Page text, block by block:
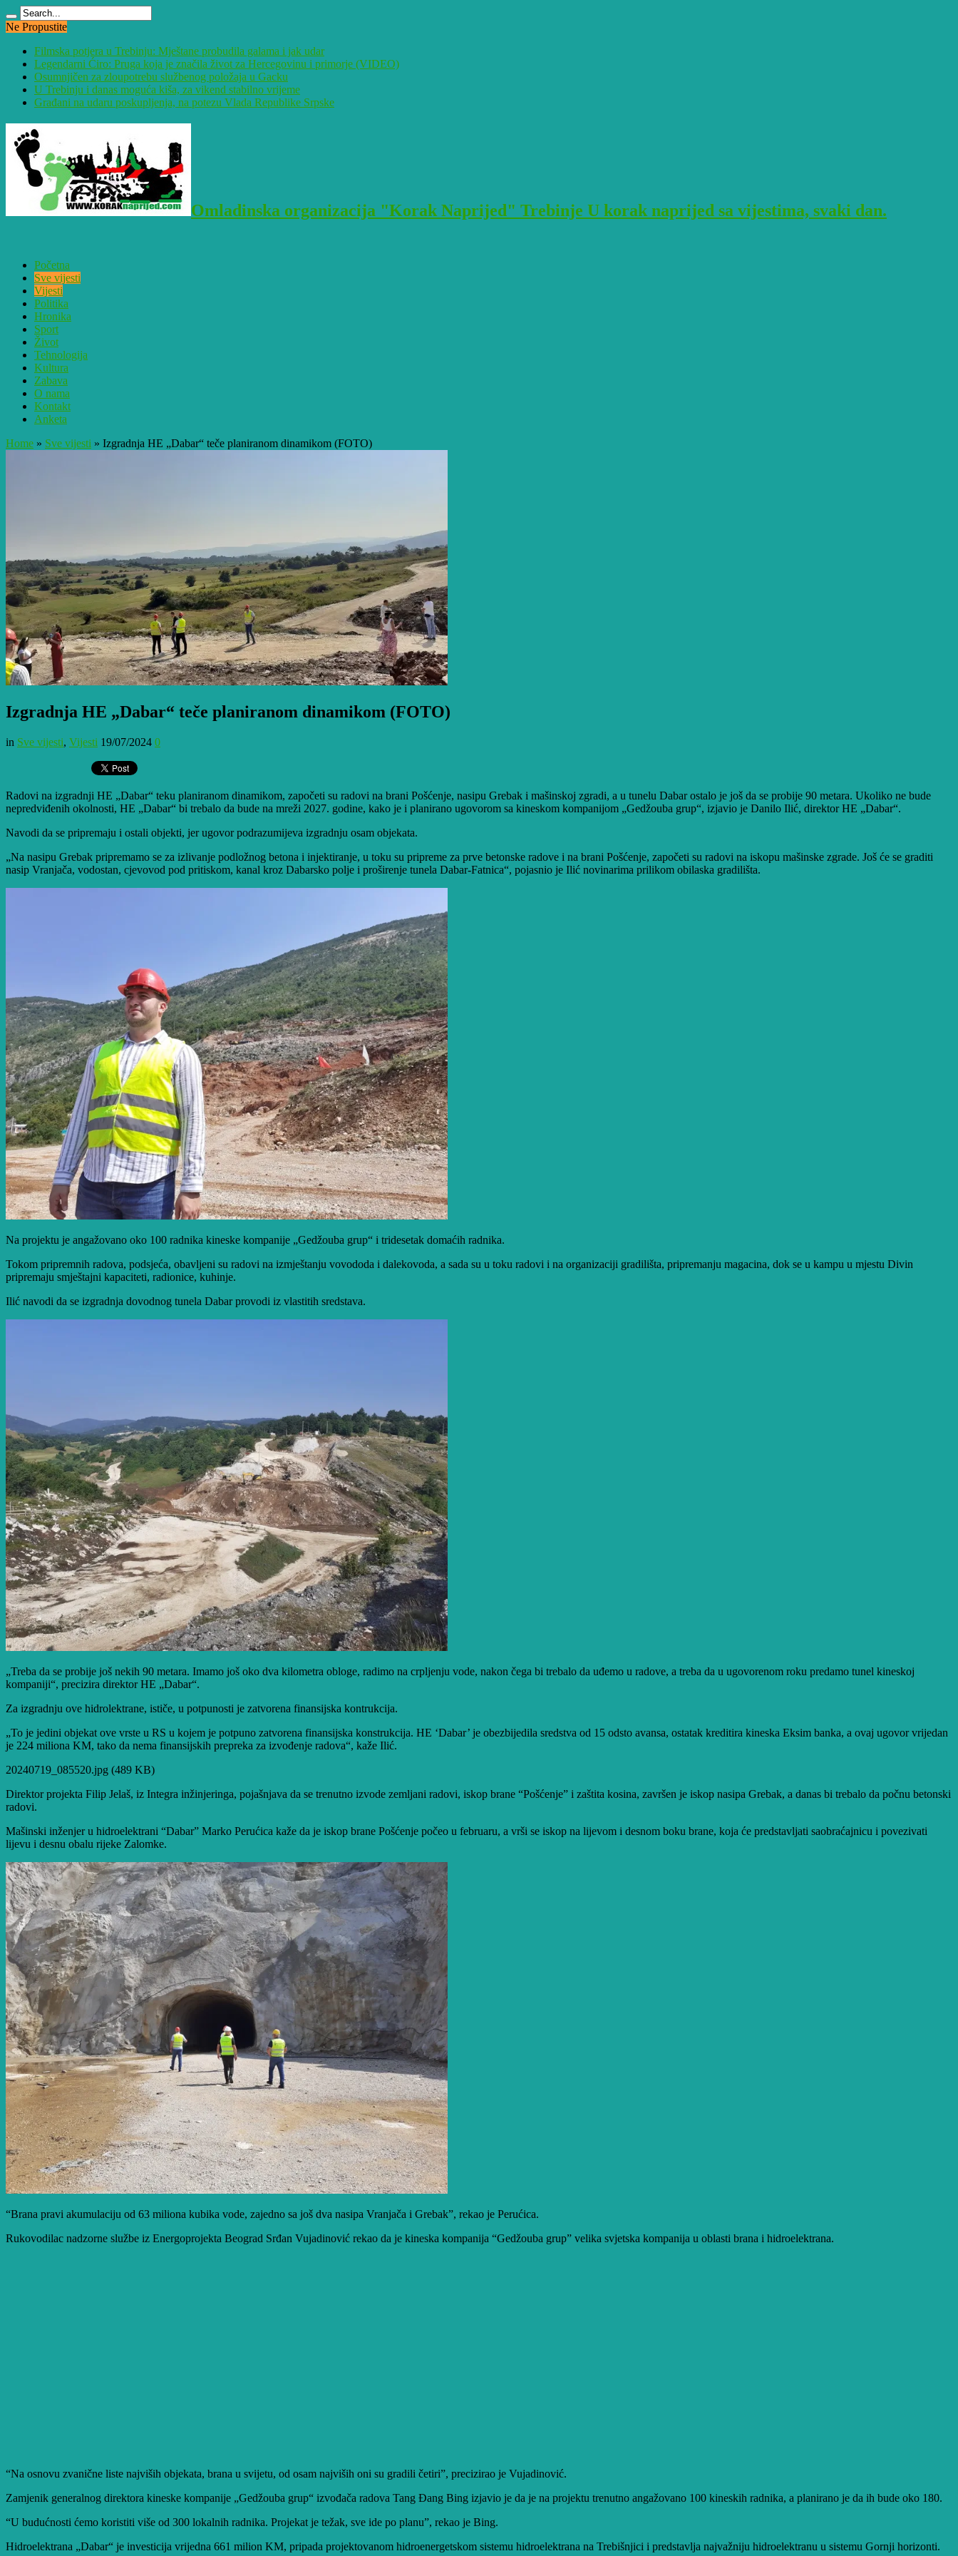
Ne Propustite
Filmska potjera u Trebinju: Mještane probudila galama i jak udar
Legendarni Ćiro: Pruga koja je značila život za Hercegovinu i primorje (VIDEO)
Osumnjičen za zloupotrebu službenog položaja u Gacku
U Trebinju i danas moguća kiša, za vikend stabilno vrijeme
Građani na udaru poskupljenja, na potezu Vlada Republike Srpske
Omladinska organizacija "Korak Naprijed" Trebinje U korak naprijed sa vijestima, svaki dan.
Početna
Sve vijesti
Vijesti
Politika
Hronika
Sport
Život
Tehnologija
Kultura
Zabava
O nama
Kontakt
Anketa
Home » Sve vijesti » Izgradnja HE „Dabar“ teče planiranom dinamikom (FOTO)
Izgradnja HE „Dabar“ teče planiranom dinamikom (FOTO)
in Sve vijesti, Vijesti 19/07/2024 0
Radovi na izgradnji HE „Dabar“ teku planiranom dinamikom, započeti su radovi na brani Pošćenje, nasipu Grebak i mašinskoj zgradi, a u tunelu Dabar ostalo je još da se probije 90 metara. Ukoliko ne bude
nepredviđenih okolnosti, HE „Dabar“ bi trebalo da bude na mreži 2027. godine, kako je i planirano ugovorom sa kineskom kompanijom „Gedžouba grup“, izjavio je Danilo Ilić, direktor HE „Dabar“.
Navodi da se pripremaju i ostali objekti, jer ugovor podrazumijeva izgradnju osam objekata.
„Na nasipu Grebak pripremamo se za izlivanje podložnog betona i injektiranje, u toku su pripreme za prve betonske radove i na brani Pošćenje, započeti su radovi na iskopu mašinske zgrade. Još će se graditi
nasip Vranjača, vodostan, cjevovod pod pritiskom, kanal kroz Dabarsko polje i proširenje tunela Dabar-Fatnica“, pojasnio je Ilić novinarima prilikom obilaska gradilišta.
Na projektu je angažovano oko 100 radnika kineske kompanije „Gedžouba grup“ i tridesetak domaćih radnika.
Tokom pripremnih radova, podsjeća, obavljeni su radovi na izmještanju vovododa i dalekovoda, a sada su u toku radovi i na organizaciji gradilišta, pripremanju magacina, dok se u kampu u mjestu Divin
pripremaju smještajni kapaciteti, radionice, kuhinje.
Ilić navodi da se izgradnja dovodnog tunela Dabar provodi iz vlastitih sredstava.
„Treba da se probije još nekih 90 metara. Imamo još oko dva kilometra obloge, radimo na crpljenju vode, nakon čega bi trebalo da uđemo u radove, a treba da u ugovorenom roku predamo tunel kineskoj
kompaniji“, precizira direktor HE „Dabar“.
Za izgradnju ove hidrolektrane, ističe, u potpunosti je zatvorena finansijska kontrukcija.
„To je jedini objekat ove vrste u RS u kojem je potpuno zatvorena finansijska konstrukcija. HE ‘Dabar’ je obezbijedila sredstva od 15 odsto avansa, ostatak kreditira kineska Eksim banka, a ovaj ugovor vrijedan
je 224 miliona KM, tako da nema finansijskih prepreka za izvođenje radova“, kaže Ilić.
20240719_085520.jpg (489 KB)
Direktor projekta Filip Jelaš, iz Integra inžinjeringa, pojašnjava da se trenutno izvode zemljani radovi, iskop brane “Pošćenje” i zaštita kosina, završen je iskop nasipa Grebak, a danas bi trebalo da počnu betonski
radovi.
Mašinski inženjer u hidroelektrani “Dabar” Marko Perućica kaže da je iskop brane Pošćenje počeo u februaru, a vrši se iskop na lijevom i desnom boku brane, koja će predstavljati saobraćajnicu i povezivati
lijevu i desnu obalu rijeke Zalomke.
“Brana pravi akumulaciju od 63 miliona kubika vode, zajedno sa još dva nasipa Vranjača i Grebak”, rekao je Perućica.
Rukovodilac nadzorne službe iz Energoprojekta Beograd Srđan Vujadinović rekao da je kineska kompanija “Gedžouba grup” velika svjetska kompanija u oblasti brana i hidroelektrana.
“Na osnovu zvanične liste najviših objekata, brana u svijetu, od osam najviših oni su gradili četiri”, precizirao je Vujadinović.
Zamjenik generalnog direktora kineske kompanije „Gedžouba grup“ izvođača radova Tang Đang Bing izjavio je da je na projektu trenutno angažovano 100 kineskih radnika, a planirano je da ih bude oko 180.
“U budućnosti ćemo koristiti više od 300 lokalnih radnika. Projekat je težak, sve ide po planu”, rekao je Bing.
Hidroelektrana „Dabar“ je investicija vrijedna 661 milion KM, pripada projektovanom hidroenergetskom sistemu hidroelektrana na Trebišnjici i predstavlja najvažniju hidroelektranu u sistemu Gornji horizonti.